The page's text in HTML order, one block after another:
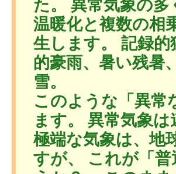
た。 異常気象の多
温暖化と複数の相
生します。 記録的
的豪雨、暑い残暑
雪。
このような「異常
ます。 異常気象
極端な気象は、地
すが、 これが「